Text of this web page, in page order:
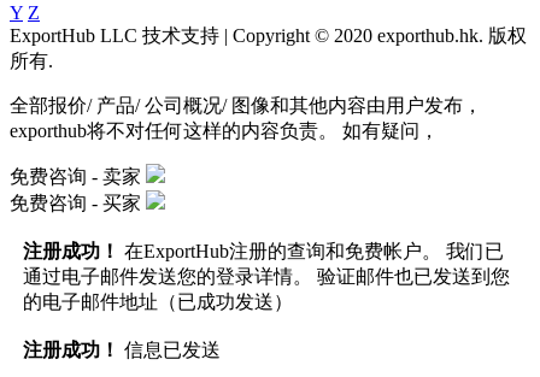
Y Z
ExportHub LLC 技术支持 | Copyright © 2020 exporthub.hk. 版权
所有.
全部报价/ 产品/ 公司概况/ 图像和其他内容由用户发布，
exporthub将不对任何这样的内容负责。 如有疑问，
免费咨询 - 卖家
免费咨询 - 买家
注册成功！ 在ExportHub注册的查询和免费帐户。 我们已
通过电子邮件发送您的登录详情。 验证邮件也已发送到您
的电子邮件地址（已成功发送）
注册成功！ 信息已发送